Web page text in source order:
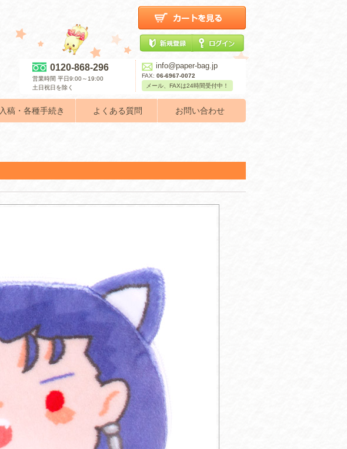
0120-868-296
営業時間 平日9:00～19:00
土日祝日を除く
info@paper-bag.jp
FAX: 06-6967-0072
メール、FAXは24時間受付中！
入稿・各種手続き よくある質問 お問い合わせ